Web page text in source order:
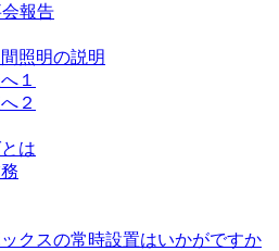
報告
照明の説明
１
２
は
クスの常時設置はいかがですか